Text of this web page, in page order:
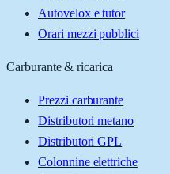
Autovelox e tutor
Orari mezzi pubblici
Carburante & ricarica
Prezzi carburante
Distributori metano
Distributori GPL
Colonnine elettriche